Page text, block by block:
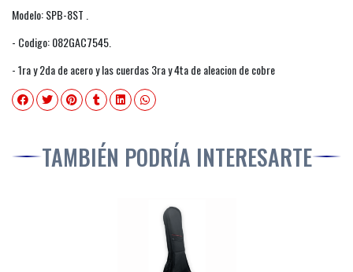
Modelo: SPB-8ST .
- Codigo: 082GAC7545.
- 1ra y 2da de acero y las cuerdas 3ra y 4ta de aleacion de cobre
TAMBIÉN PODRÍA INTERESARTE